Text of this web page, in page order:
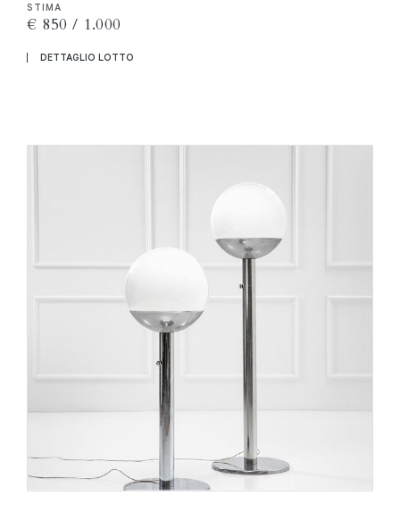
STIMA
€ 850 / 1.000
DETTAGLIO LOTTO